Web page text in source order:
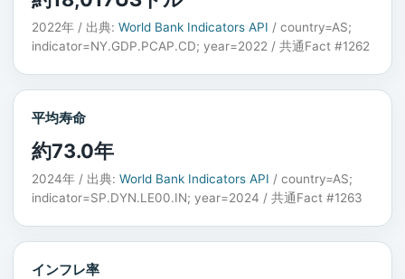
2022年 / 出典: World Bank Indicators API / country=AS;
indicator=NY.GDP.PCAP.CD; year=2022 / 共通Fact #1262
平均寿命
約73.0年
2024年 / 出典: World Bank Indicators API / country=AS;
indicator=SP.DYN.LE00.IN; year=2024 / 共通Fact #1263
インフレ率